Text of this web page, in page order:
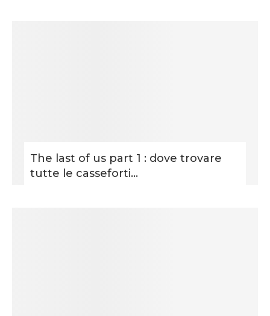
The last of us part 1 : dove trovare
tutte le casseforti...